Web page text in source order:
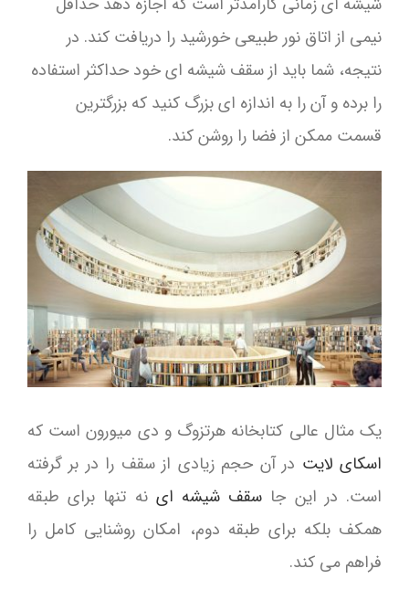
نیمی از اتاق نور طبیعی خورشید را دریافت کند. در
نتیجه، شما باید از سقف شیشه ای خود حداکثر استفاده
را برده و آن را به اندازه ای بزرگ کنید که بزرگترین
قسمت ممکن از فضا را روشن کند.
یک مثال عالی کتابخانه هرتزوگ و دی میورون است که
اسکای لایت در آن حجم زیادی از سقف را در بر گرفته
است. در این جا سقف شیشه ای نه تنها برای طبقه
همکف بلکه برای طبقه دوم، امکان روشنایی کامل را
فراهم می کند.